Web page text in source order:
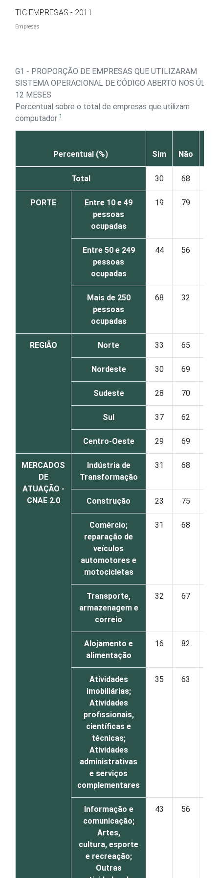
TIC EMPRESAS - 2011
Empresas
G1 - PROPORÇÃO DE EMPRESAS QUE UTILIZARAM
SISTEMA OPERACIONAL DE CÓDIGO ABERTO NOS
12 MESES
Percentual sobre o total de empresas que utilizam
computador 1
Percentual (%) Sim Não
Total 30 68
PORTE
Entre 10 e 49
pessoas
ocupadas
19 79
Entre 50 e 249
pessoas
ocupadas
44 56
Mais de 250
pessoas
ocupadas
68 32
REGIÃO Norte 33 65
Nordeste 30 69
Sudeste 28 70
Sul 37 62
Centro-Oeste 29 69
MERCADOS
DE
ATUAÇÃO -
CNAE 2.0
Indústria de
Transformação
31 68
Construção 23 75
Comércio;
reparação de
veículos
automotores e
motocicletas
31 68
Transporte,
armazenagem e
correio
32 67
Alojamento e
alimentação
16 82
Atividades
imobiliárias;
Atividades
profissionais,
científicas e
técnicas;
Atividades
administrativas
e serviços
complementares
35 63
Informação e
comunicação;
Artes,
cultura, esporte
e recreação;
Outras
43 56